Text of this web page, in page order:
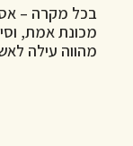
בכל מקרה –
מכונת אמת,
מהווה עילה